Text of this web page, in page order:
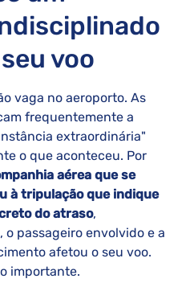
voo
vaga no aeroporto. As
frequentemente a
extraordinária"
o que aconteceu. Por
aérea que se
à tripulação que indique
do atraso,
passageiro envolvido e a
afetou o seu voo.
importante.